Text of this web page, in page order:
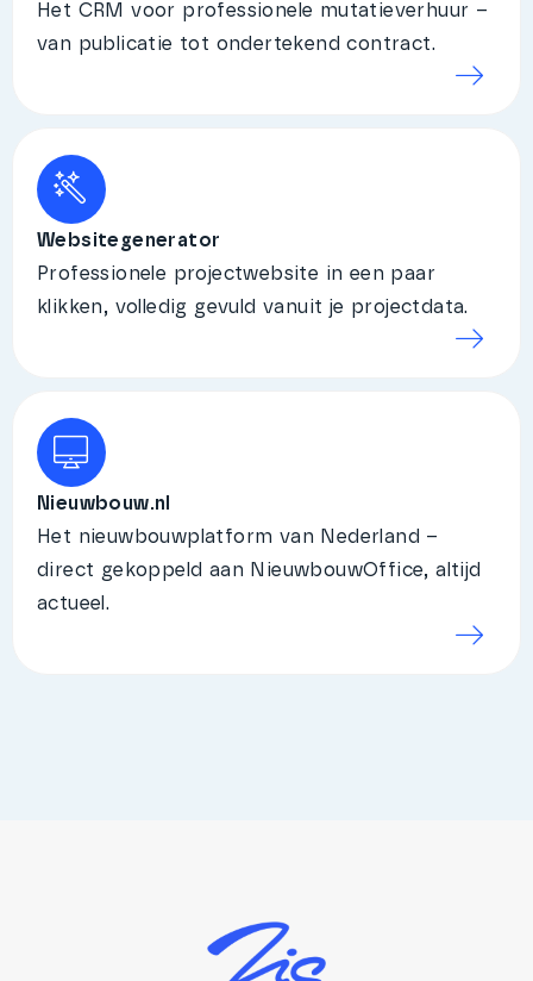
Het CRM voor professionele mutatieverhuur –
van publicatie tot ondertekend contract.
Websitegenerator
Professionele projectwebsite in een paar
klikken, volledig gevuld vanuit je projectdata.
Nieuwbouw.nl
Het nieuwbouwplatform van Nederland –
direct gekoppeld aan NieuwbouwOffice, altijd
actueel.